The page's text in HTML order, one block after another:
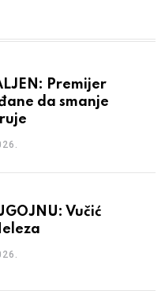
Premijer
da smanje
Vučić